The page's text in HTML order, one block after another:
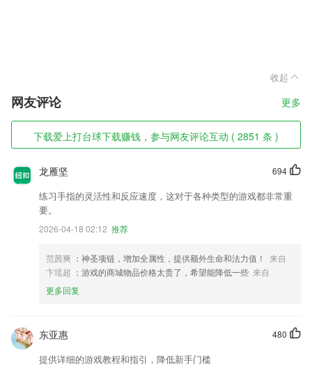
收起
网友评论 更多
下载爱上打台球下载赚钱，参与网友评论互动 ( 2851 条 )
694
龙雁坚
练习手指的灵活性和反应速度，这对于各种类型的游戏都非常重
要。
2026-04-18 02:12 推荐
范茜爽 ：神圣项链，增加全属性，提供额外生命和法力值！
来自
卞瑶超 ：游戏的商城物品价格太贵了，希望能降低一些 来自
更多回复
480
东亚惠
提供详细的游戏教程和指引，降低新手门槛